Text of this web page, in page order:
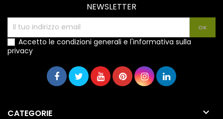
NEWSLETTER
Accetto le condizioni generali e l'informativa sulla
privacy
CATEGORIE 